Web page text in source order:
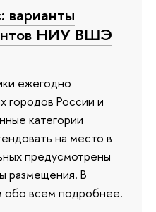
НИУ ВШЭ
ежегодно
городов России и
категории
на место в
предусмотрены
размещения. В
обо всем подробнее.